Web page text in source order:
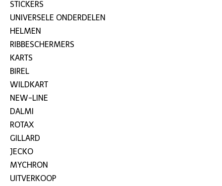
STICKERS
UNIVERSELE ONDERDELEN
HELMEN
RIBBESCHERMERS
KARTS
BIREL
WILDKART
NEW-LINE
DALMI
ROTAX
GILLARD
JECKO
MYCHRON
UITVERKOOP